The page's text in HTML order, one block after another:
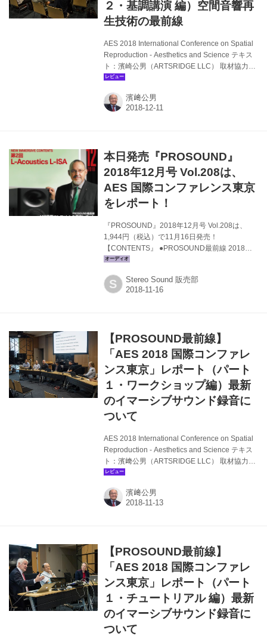
２・基調講演 編）空間音響再
生技術の最前線
AES 2018 International Conference on Spatial
Reproduction - Aesthetics and Science テキス
ト：濱崎公男（ARTSRIDGE LLC） 取材協力／
資料提供：AES、取材協力：東京電機大学、東
ベントのみ）、東京・北千住の東京電機大学東
京千住キャンパスと東京藝術大学北千住キャン
濱﨑公男
本日発売『PROSOUND』
2018年12月号 Vol.208は、
AES 国際コンファレンス東京
をレポート！
『PROSOUND』2018年12月号 Vol.208は、
1,944円（税込）で11月16日発売！
【CONTENTS』 ●PROSOUND最前線 2018
AES 国際コンファレンス東京レポート（パート
Spatial Reproduction 濱﨑公男 ●PROSOUND
INTERVIEW GENELEC アキ・マキビルタ氏に
●PROSOUND FEATURE ...
S Stereo Sound 販売部
【PROSOUND最前線】
「AES 2018 国際コンファレ
ンス東京」レポート（パート
１・ワークショップ編）最新
のイマーシブサウンド録音に
ついて
AES 2018 International Conference on Spatial
Reproduction - Aesthetics and Science テキス
ト：濱﨑公男（ARTSRIDGE LLC） 取材協力／
資料提供：AES、取材協力：東京電機大学、東
ベントのみ）、東京・北千住の東京電機大学東
京千住キャンパスと東京藝術大学北千住キャン
濱﨑公男
【PROSOUND最前線】
「AES 2018 国際コンファレ
ンス東京」レポート（パート
１・チュートリアル 編）最新
のイマーシブサウンド録音に
ついて